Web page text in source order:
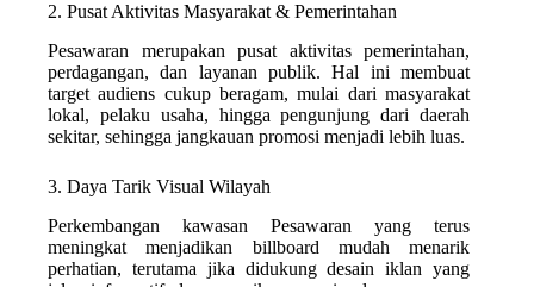
2. Pusat Aktivitas Masyarakat & Pemerintahan
Pesawaran merupakan pusat aktivitas pemerintahan,
perdagangan, dan layanan publik. Hal ini membuat
target audiens cukup beragam, mulai dari masyarakat
lokal, pelaku usaha, hingga pengunjung dari daerah
sekitar, sehingga jangkauan promosi menjadi lebih luas.
3. Daya Tarik Visual Wilayah
Perkembangan kawasan Pesawaran yang terus
meningkat menjadikan billboard mudah menarik
perhatian, terutama jika didukung desain iklan yang